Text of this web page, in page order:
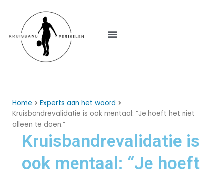
Menu
Home
Experts aan het woord
Kruisbandrevalidatie is ook mentaal: “Je hoeft het niet
alleen te doen.”
Kruisbandrevalidatie is
ook mentaal: “Je hoeft